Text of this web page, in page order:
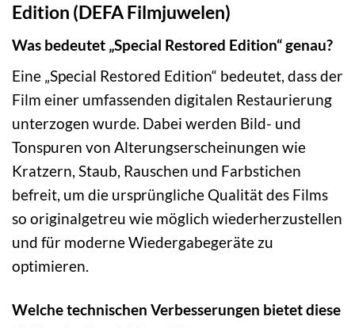
Edition (DEFA Filmjuwelen)
Was bedeutet „Special Restored Edition“ genau?
Eine „Special Restored Edition“ bedeutet, dass der
Film einer umfassenden digitalen Restaurierung
unterzogen wurde. Dabei werden Bild- und
Tonspuren von Alterungserscheinungen wie
Kratzern, Staub, Rauschen und Farbstichen
befreit, um die ursprüngliche Qualität des Films
so originalgetreu wie möglich wiederherzustellen
und für moderne Wiedergabegeräte zu
optimieren.
Welche technischen Verbesserungen bietet diese